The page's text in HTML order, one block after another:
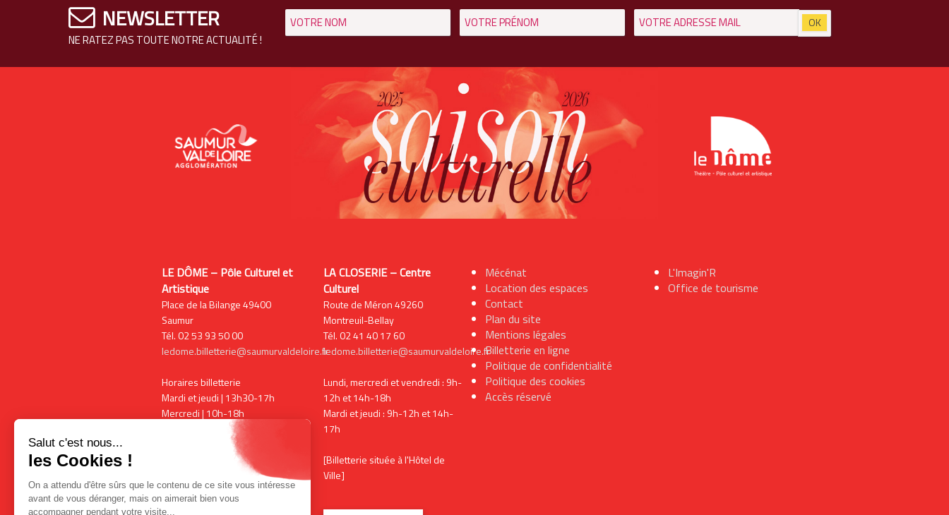
NEWSLETTER
NE RATEZ PAS TOUTE NOTRE ACTUALITÉ !
LE DÔME – Pôle Culturel et
Artistique
Place de la Bilange 49400
Saumur
Tél. 02 53 93 50 00
ledome.billetterie@saumurvaldeloire.fr
Horaires billetterie
Mardi et jeudi | 13h30-17h
Mercredi | 10h-18h
Vendredi | 13h30-17h
Horaires expositions
Mardi, vendredi et samedi | 15h-
18h00
Mercredi | 10h-18h
LA CLOSERIE – Centre
Culturel
Route de Méron 49260
Montreuil-Bellay
Tél. 02 41 40 17 60
ledome.billetterie@saumurvaldeloire.fr
Lundi, mercredi et vendredi : 9h-
12h et 14h-18h
Mardi et jeudi : 9h-12h et 14h-
17h
[Billetterie située à l'Hôtel de
Ville]
Mécénat
Location des espaces
Contact
Plan du site
Mentions légales
Billetterie en ligne
Politique de confidentialité
Politique des cookies
Accès réservé
L'Imagin'R
Office de tourisme